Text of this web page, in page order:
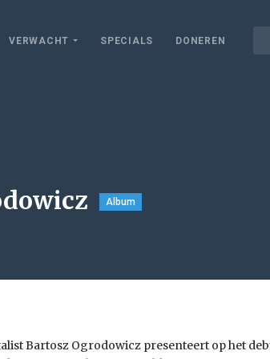
VERWACHT SPECIALS DONEREN
Album
Bartosz Ogrodowicz presenteert op het